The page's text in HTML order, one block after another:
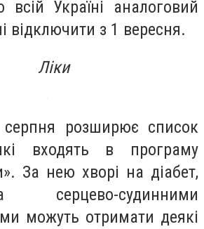
Україні аналоговий
відключити з 1 вересня.
Ліки
розширює список
входять в програму
За нею хворі на діабет,
судинними
можуть отримати деякі